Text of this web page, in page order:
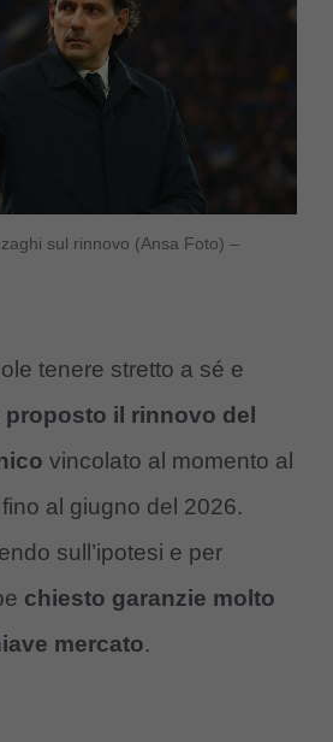
sul rinnovo (Ansa Foto) –
tenere stretto a sé e
proposto il rinnovo del
vincolato al momento al
al giugno del 2026.
sull’ipotesi e per
chiesto garanzie molto
mercato.